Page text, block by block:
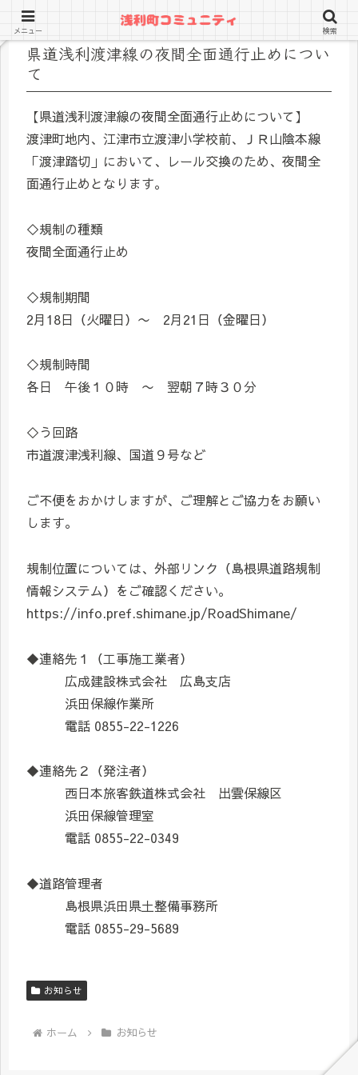
県道浅利渡津線の夜間全面通行止めについ
て
【県道浅利渡津線の夜間全面通行止めについて】
渡津町地内、江津市立渡津小学校前、ＪＲ山陰本線
「渡津踏切」において、レール交換のため、夜間全
面通行止めとなります。
◇規制の種類
夜間全面通行止め
◇規制期間
2月18日（火曜日）〜 2月21日（金曜日）
◇規制時間
各日 午後１０時 〜 翌朝７時３０分
◇う回路
市道渡津浅利線、国道９号など
ご不便をおかけしますが、ご理解とご協力をお願い
します。
規制位置については、外部リンク（島根県道路規制
情報システム）をご確認ください。
https://info.pref.shimane.jp/RoadShimane/
◆連絡先１（工事施工業者）
広成建設株式会社 広島支店
浜田保線作業所
電話 0855-22-1226
◆連絡先２（発注者）
西日本旅客鉄道株式会社 出雲保線区
浜田保線管理室
電話 0855-22-0349
◆道路管理者
島根県浜田県土整備事務所
電話 0855-29-5689
お知らせ
ホーム お知らせ
メニュー 検索